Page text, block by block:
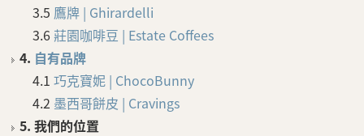
3.5 鷹牌 | Ghirardelli
3.6莊園咖啡豆 | Estate Coffees
4. 自有品牌
4.1 巧克寶妮 | ChocoBunny
4.2 墨西哥餅皮 | Cravings
5. 我們的位置